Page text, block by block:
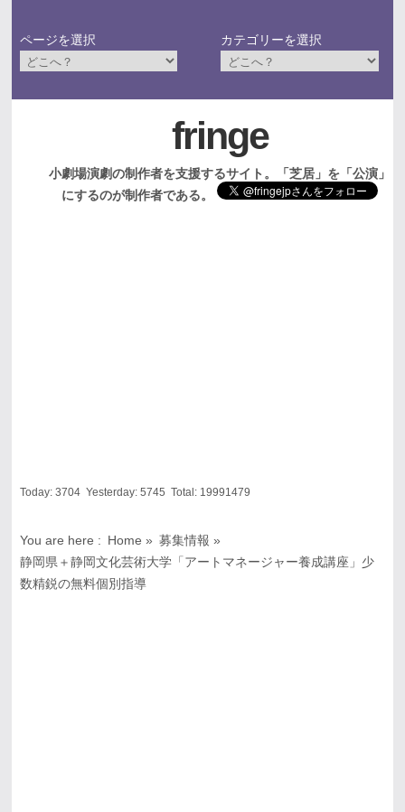
ページを選択 カテゴリーを選択
fringe
小劇場演劇の制作者を支援するサイト。「芝居」を「公演」
にするのが制作者である。
Today: 3704Yesterday: 5745 Total: 19991479
You are here : Home » 募集情報 »
静岡県＋静岡文化芸術大学「アートマネージャー養成講座」少
数精鋭の無料個別指導